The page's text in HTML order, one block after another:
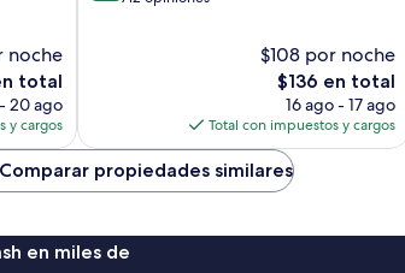
noche
total
20 ago
y cargos
$108 por noche
El
precio
actual
es
de
$136
$136 en total
16 ago - 17 ago
Total con impuestos y cargos
Comparar propiedades similares
en miles de